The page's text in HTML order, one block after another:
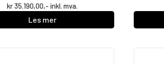
kr 35.190,00,- inkl. mva.
Les mer